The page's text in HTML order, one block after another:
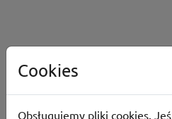
Cookies
Obsługujemy pliki cookies.